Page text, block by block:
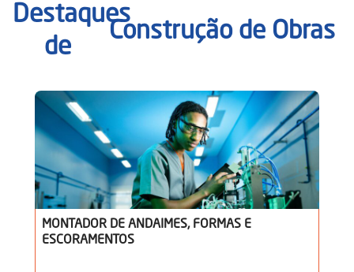
Destaques
de
Construção de Obras
MONTADOR DE ANDAIMES, FORMAS E
ESCORAMENTOS